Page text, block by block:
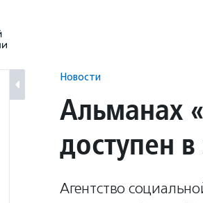
Новости
Альманах
доступен
Агентство